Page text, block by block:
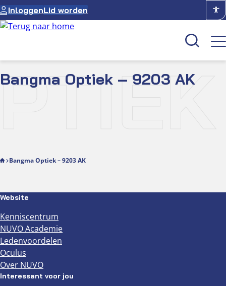
Ga
naar
de
InloggenLid worden
Bangma Optiek – 9203 AK
Bangma Optiek – 9203 AK
Website
Kenniscentrum
NUVO Academie
Ledenvoordelen
Oculus
Over NUVO
Interessant voor jou